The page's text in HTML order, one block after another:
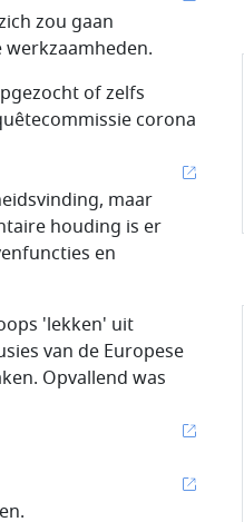
zou gaan
of zelfs
corona
maar
houding is er
en
'lekken' uit
van de Europese
Opvallend was